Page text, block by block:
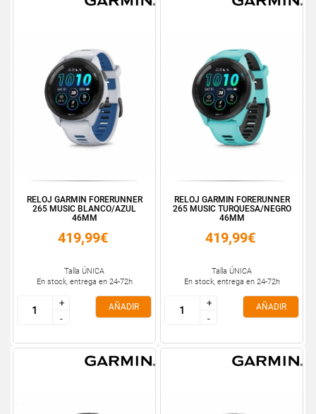
RELOJ GARMIN FORERUNNER
265 MUSIC BLANCO/AZUL
46MM
419,99€
Talla ÚNICA
En stock, entrega en 24-72h
+
-
+
-
AÑADIR
RELOJ GARMIN FORERUNNER
265 MUSIC TURQUESA/NEGRO
46MM
419,99€
Talla ÚNICA
En stock, entrega en 24-72h
+
-
+
-
AÑADIR